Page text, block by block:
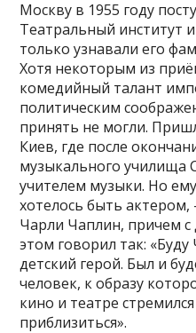
Москву в 1955 году
Театральный институт
только узнавали его
Хотя некоторым из
комедийный талант
политическим
принять не могли.
Киев, где после
музыкального училища
учителем музыки. Но
хотелось быть
Чарли Чаплин, причем с
этом говорил так:
детский герой. Был и
человек, к образу
кино и театре
приблизиться».